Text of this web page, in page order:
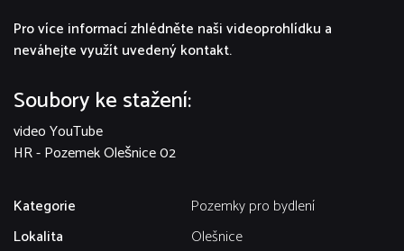
Pro více informací zhlédněte naši videoprohlídku a
neváhejte využít uvedený kontakt.
Soubory ke stažení:
video YouTube
HR - Pozemek Olešnice 02
Kategorie
Pozemky pro bydlení
Lokalita
Olešnice